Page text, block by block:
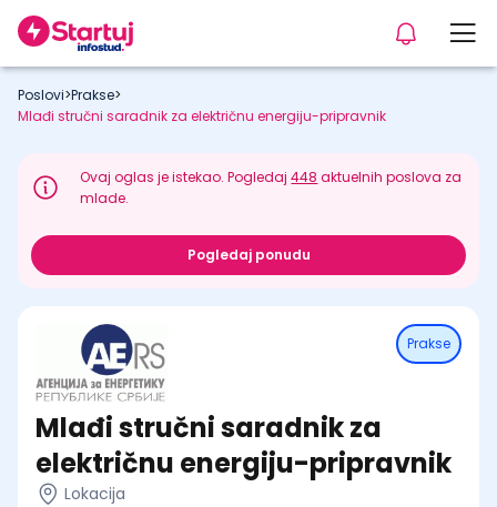
Poslovi>Prakse>
Mlađi stručni saradnik za električnu energiju-pripravnik
Ovaj oglas je istekao. Pogledaj448 aktuelnih poslova za
mlade.
Pogledaj ponudu
Prakse
Mlađi stručni saradnik za
električnu energiju-pripravnik
Lokacija